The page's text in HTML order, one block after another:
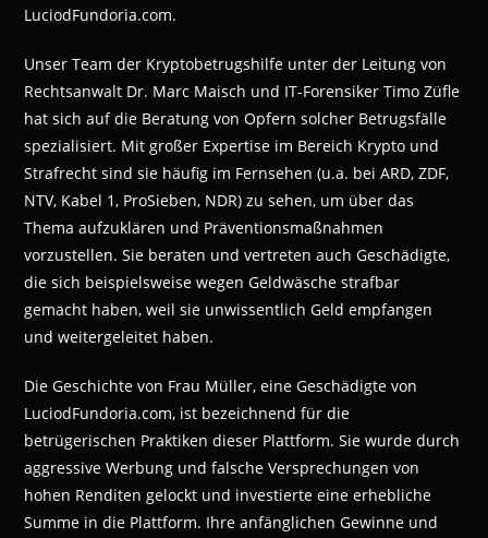
LuciodFundoria.com.
Unser Team der Kryptobetrugshilfe unter der Leitung von
Rechtsanwalt Dr. Marc Maisch und IT-Forensiker Timo Züfle
hat sich auf die Beratung von Opfern solcher Betrugsfälle
spezialisiert. Mit großer Expertise im Bereich Krypto und
Strafrecht sind sie häufig im Fernsehen (u.a. bei ARD, ZDF,
NTV, Kabel 1, ProSieben, NDR) zu sehen, um über das
Thema aufzuklären und Präventionsmaßnahmen
vorzustellen. Sie beraten und vertreten auch Geschädigte,
die sich beispielsweise wegen Geldwäsche strafbar
gemacht haben, weil sie unwissentlich Geld empfangen
und weitergeleitet haben.
Die Geschichte von Frau Müller, eine Geschädigte von
LuciodFundoria.com, ist bezeichnend für die
betrügerischen Praktiken dieser Plattform. Sie wurde durch
aggressive Werbung und falsche Versprechungen von
hohen Renditen gelockt und investierte eine erhebliche
Summe in die Plattform. Ihre anfänglichen Gewinne und